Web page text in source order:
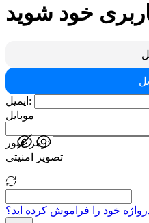
خود شوید
ایمیل:
موبایل
رمز عبور:
تصویر امنیتی
خود را فراموش کرده اید؟